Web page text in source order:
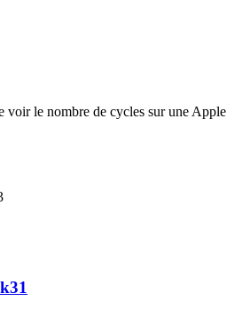
voir le nombre de cycles sur une Apple